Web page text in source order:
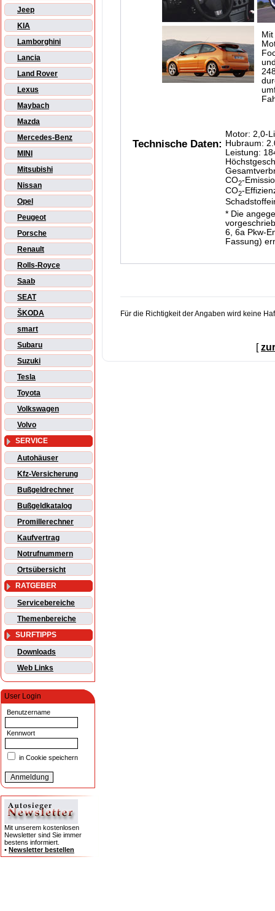
Jeep
KIA
Lamborghini
Lancia
Land Rover
Lexus
Maybach
Mazda
Mercedes-Benz
MINI
Mitsubishi
Nissan
Opel
Peugeot
Porsche
Renault
Rolls-Royce
Saab
SEAT
ŠKODA
smart
Subaru
Suzuki
Tesla
Toyota
Volkswagen
Volvo
SERVICE
Autohäuser
Kfz-Versicherung
Bußgeldrechner
Bußgeldkatalog
Promillerechner
Kaufvertrag
Notrufnummern
Ortsübersicht
RATGEBER
Servicebereiche
Themenbereiche
SURFTIPPS
Downloads
Web Links
User Login
Benutzername
Kennwort
in Cookie speichern
Mit unserem kostenlosen
Newsletter sind Sie immer
bestens informiert.
• Newsletter bestellen
Technische Daten:
Motor: 2,0-
Hubraum:
Leistung:
CO2-
CO2-
* Die
6, 6a Pkw-
Fassung)
Für die Richtigkeit der Angaben wird keine